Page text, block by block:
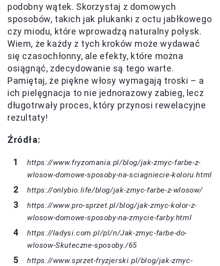
podobny wątek. Skorzystaj z domowych
sposobów, takich jak płukanki z octu jabłkowego
czy miodu, które wprowadzą naturalny połysk.
Wiem, że każdy z tych kroków może wydawać
się czasochłonny, ale efekty, które można
osiągnąć, zdecydowanie są tego warte.
Pamiętaj, że piękne włosy wymagają troski – a
ich pielęgnacja to nie jednorazowy zabieg, lecz
długotrwały proces, który przynosi rewelacyjne
rezultaty!
Źródła:
https://www.fryzomania.pl/blog/jak-zmyc-farbe-z-
wlosow-domowe-sposoby-na-sciagniecie-koloru.html
https://onlybio.life/blog/jak-zmyc-farbe-z-wlosow/
https://www.pro-sprzet.pl/blog/jak-zmyc-kolor-z-
wlosow-domowe-sposoby-na-zmycie-farby.html
https://ladysi.com.pl/pl/n/Jak-zmyc-farbe-do-
wlosow-Skuteczne-sposoby./65
https://www.sprzet-fryzjerski.pl/blog/jak-zmyc-